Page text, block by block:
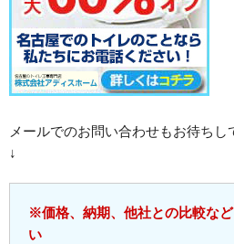
メールでのお問い合わせもお待ちし
↓
※価格、納期、他社との比較な
い